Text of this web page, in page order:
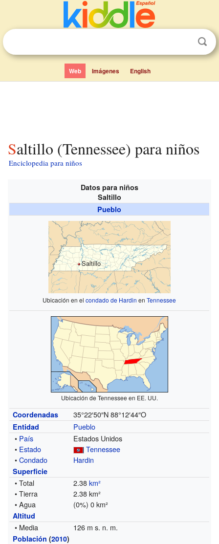
Web Imágenes English
Saltillo (Tennessee) para niños
Enciclopedia para niños
Datos para niños
Saltillo
Pueblo
Saltillo
Ubicación en elcondado de Hardin enTennessee
Ubicación de Tennessee en EE. UU.
Coordenadas 35°22′50″N 88°12′44″O
Entidad
Pueblo
• País
Estados Unidos
• Estado
Tennessee
•Condado Hardin
Superficie
• Total 2.38km²
• Tierra
2.38 km²
• Agua
(0%) 0 km²
Altitud
• Media 126 m s. n. m.
Población (2010)